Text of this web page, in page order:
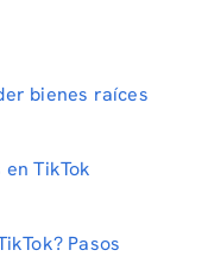
bienes raíces
TikTok
Pasos